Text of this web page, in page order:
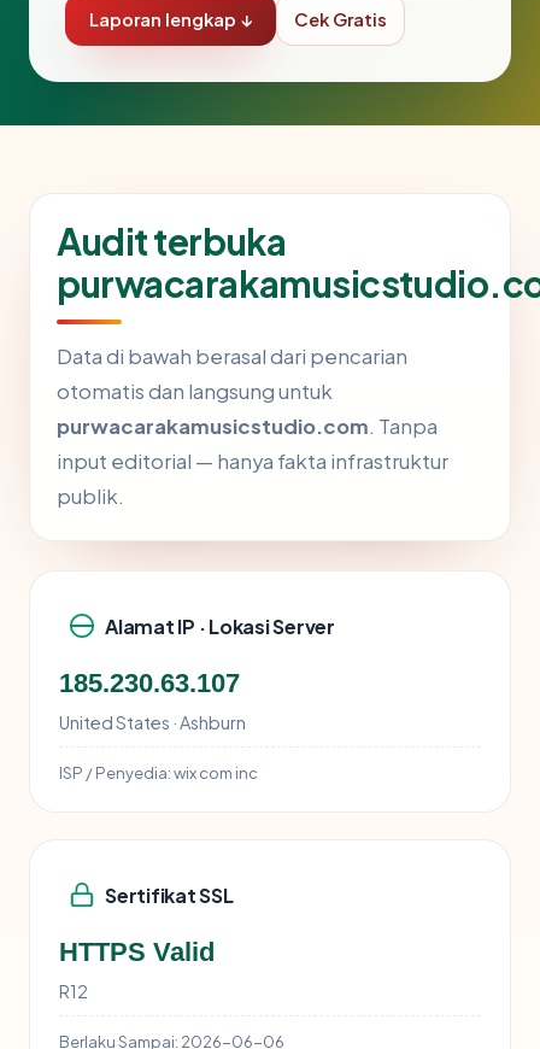
Laporan lengkap ↓ Cek Gratis
Audit terbuka
Data di bawah berasal dari pencarian
otomatis dan langsung untuk
purwacarakamusicstudio.com. Tanpa
input editorial — hanya fakta infrastruktur
publik.
Alamat IP · Lokasi Server
185.230.63.107
United States · Ashburn
ISP / Penyedia:wix com inc
Sertifikat SSL
HTTPS Valid
R12
Berlaku Sampai: 2026-06-06